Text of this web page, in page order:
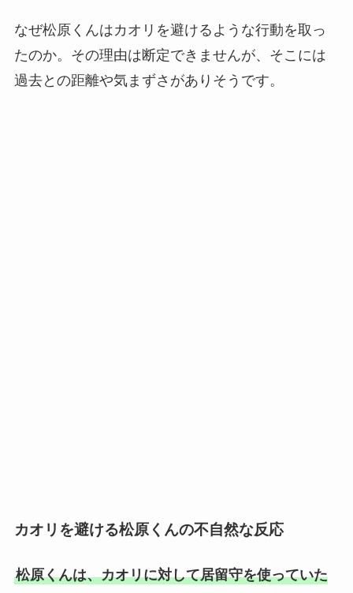
なぜ松原くんはカオリを避けるような行動を取っ
たのか。その理由は断定できませんが、そこには
過去との距離や気まずさがありそうです。
カオリを避ける松原くんの不自然な反応
松原くんは、カオリに対して居留守を使っていた